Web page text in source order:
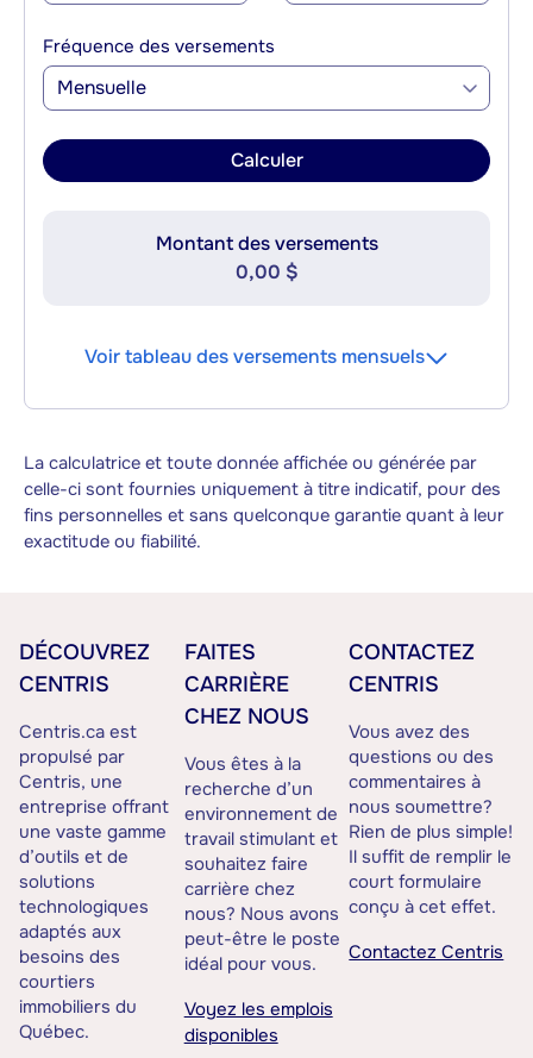
Fréquence des versements
Mensuelle
Calculer
Montant des versements
0,00 $
Voir tableau des versements mensuels
La calculatrice et toute donnée affichée ou générée par
celle-ci sont fournies uniquement à titre indicatif, pour des
fins personnelles et sans quelconque garantie quant à leur
exactitude ou fiabilité.
DÉCOUVREZ
CENTRIS
Centris.ca est
propulsé par
Centris, une
entreprise offrant
une vaste gamme
d’outils et de
solutions
technologiques
adaptés aux
besoins des
courtiers
immobiliers du
Québec.
FAITES
CARRIÈRE
CHEZ NOUS
Vous êtes à la
recherche d’un
environnement de
travail stimulant et
souhaitez faire
carrière chez
nous? Nous avons
peut-être le poste
idéal pour vous.
Voyez les emplois
disponibles
CONTACTEZ
CENTRIS
Vous avez des
questions ou des
commentaires à
nous soumettre?
Rien de plus simple!
Il suffit de remplir le
court formulaire
conçu à cet effet.
Contactez Centris